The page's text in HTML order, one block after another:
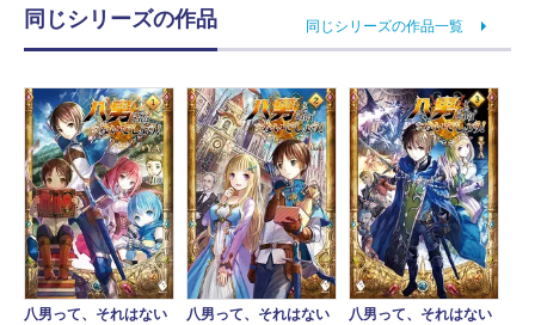
同じシリーズの作品 同じシリーズの作品一覧
八男って、それはない
八男って、それはない
八男って、それはない